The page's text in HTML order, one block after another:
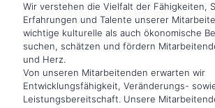
Wir verstehen die Vielfalt der Fähigkeiten,
Erfahrungen und Talente unserer
wichtige kulturelle als auch ökonomische
suchen, schätzen und fördern
und Herz.
Von unseren Mitarbeitenden erwarten wir
Entwicklungsfähigkeit, Veränderungs-
Leistungsbereitschaft. Unsere